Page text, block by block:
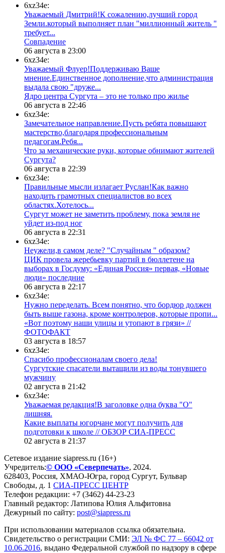
6xz34e:
Уважаемый Дмитрий!К сожалению,лучший город
Земли.который выполняет план "миллионный житель "
требует...
​Совпадение
06 августа в 23:00
6xz34e:
Уважаемый Флуер!Поддерживаю Ваше
мнение.Единственное дополнение,что администрация
выдала свою "друже...
​Ядро центра Сургута ‒ это не только про жилье
06 августа в 22:46
6xz34e:
Замечательное направление.Пусть ребята повышают
мастерство,благодаря профессиональным
педагогам.Ребя...
​Что за механические руки, которые обнимают жителей
Сургута?
06 августа в 22:39
6xz34e:
Правильные мысли излагает Руслан!Как важно
находить грамотных специалистов во всех
областях.Хотелось...
Сургут может не заметить проблему, пока земля не
уйдет из-под ног
06 августа в 22:31
6xz34e:
Неужели,в самом деле? "Случайным " образом?
ЦИК провела жеребьевку партий в бюллетене на
выборах в Госдуму: «Единая Россия» первая, «Новые
люди» последние
06 августа в 22:17
6xz34e:
Нужно переделать. Всем понятно, что бордюр должен
быть выше газона, кроме контролеров, которые пропи...
«Вот поэтому наши улицы и утопают в грязи» //
ФОТОФАКТ
03 августа в 18:57
6xz34e:
Спасибо профессионалам своего дела!
Сургутские спасатели вытащили из воды тонувшего
мужчину
02 августа в 21:42
6xz34e:
Уважаемая редакция!В заголовке одна буква "О"
лишняя.
Какие выплаты югорчане могут получить для
подготовки к школе // ОБЗОР СИА-ПРЕСС
02 августа в 21:37
Сетевое издание siapress.ru (16+)
Учредитель:© ООО «Северпечать», 2024.
628403, Россия, ХМАО-Югра, город Сургут, Бульвар
Свободы, д. 1 СИА-ПРЕСС ЦЕНТР
Телефон редакции: +7 (3462) 44-23-23
Главный редактор: Латипова Юлия Альфитовна
Дежурный по сайту: post@siapress.ru
При использовании материалов ссылка обязательна.
Свидетельство о регистрации СМИ: ЭЛ № ФС 77 – 66042 от
10.06.2016, выдано Федеральной службой по надзору в сфере